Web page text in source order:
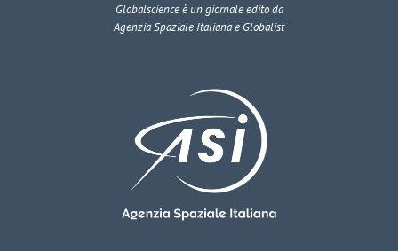
Globalscienceè un giornale edito da
Agenzia Spaziale Italiana e Globalist